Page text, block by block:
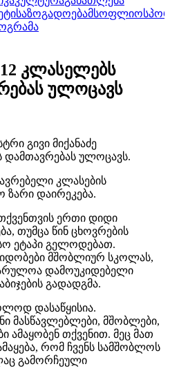
საზოგადოებამსოფლიო
12 კლასელებს
ულოცავს
გივი მიქანაძე
დამთავრებას ულოცავს.
კლასების
დაირეკება.
ერთი დიდი
თუმცა წინ ცხოვრების
ეტაპი გელოდებათ.
მშობლიურ სკოლას,
დამოუკიდებელი
გადადგმა.
დასაწყისია.
მასწავლებლები, მშობლები,
თქვენით. მეც მათ
რომ ჩვენს სამშობლოს
გამორჩეული